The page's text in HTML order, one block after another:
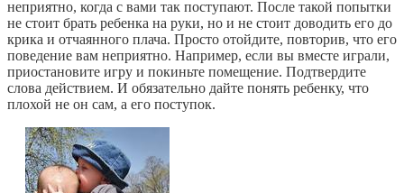
неприятно, когда с вами так поступают. После такой попытки
не стоит брать ребенка на руки, но и не стоит доводить его до
крика и отчаянного плача. Просто отойдите, повторив, что его
поведение вам неприятно. Например, если вы вместе играли,
приостановите игру и покиньте помещение. Подтвердите
слова действием. И обязательно дайте понять ребенку, что
плохой не он сам, а его поступок.